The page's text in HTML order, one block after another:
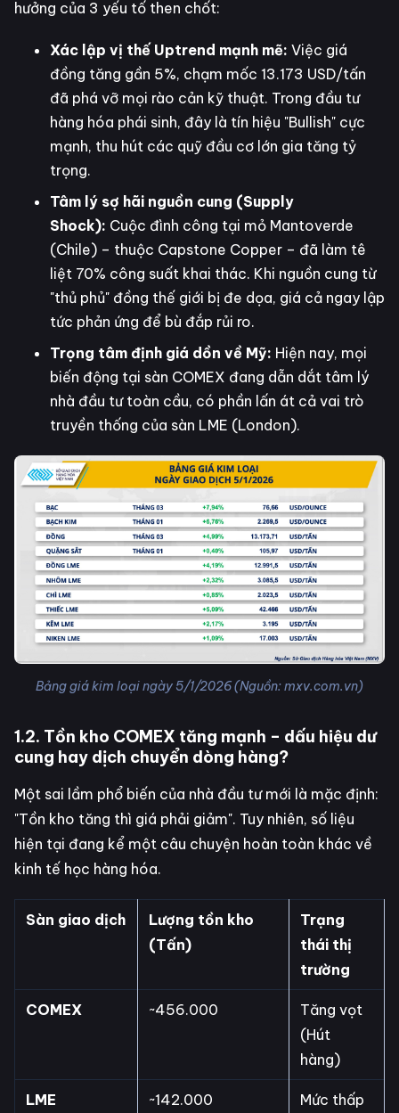
hưởng của 3 yếu tố then chốt:
Xác lập vị thế Uptrend mạnh mẽ: Việc giá
đồng tăng gần 5%, chạm mốc 13.173 USD/tấn
đã phá vỡ mọi rào cản kỹ thuật. Trong đầu tư
hàng hóa phái sinh, đây là tín hiệu "Bullish" cực
mạnh, thu hút các quỹ đầu cơ lớn gia tăng tỷ
trọng.
Tâm lý sợ hãi nguồn cung (Supply
Shock): Cuộc đình công tại mỏ Mantoverde
(Chile) – thuộc Capstone Copper – đã làm tê
liệt 70% công suất khai thác. Khi nguồn cung từ
"thủ phủ" đồng thế giới bị đe dọa, giá cả ngay lập
tức phản ứng để bù đắp rủi ro.
Trọng tâm định giá dồn về Mỹ: Hiện nay, mọi
biến động tại sàn COMEX đang dẫn dắt tâm lý
nhà đầu tư toàn cầu, có phần lấn át cả vai trò
truyền thống của sàn LME (London).
Bảng giá kim loại ngày 5/1/2026 (Nguồn: mxv.com.vn)
1.2. Tồn kho COMEX tăng mạnh – dấu hiệu dư
cung hay dịch chuyển dòng hàng?
Một sai lầm phổ biến của nhà đầu tư mới là mặc định:
"Tồn kho tăng thì giá phải giảm". Tuy nhiên, số liệu
hiện tại đang kể một câu chuyện hoàn toàn khác về
kinh tế học hàng hóa.
Sàn giao dịch
Lượng tồn kho
(Tấn)
Trạng
thái thị
trường
COMEX ~456.000
Tăng vọt
(Hút
hàng)
LME ~142.000
Mức thấp